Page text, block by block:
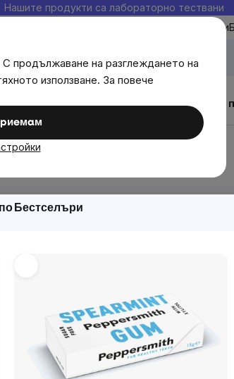
С продължаване на разглеждането на
използване. За повече
Нашите продукти са лабораторно тествани
Моите любими
ЦелиДиетични добавкиИзгодни
Бестселъри